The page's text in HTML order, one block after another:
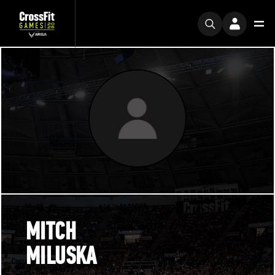
MITCH
MILUSKA